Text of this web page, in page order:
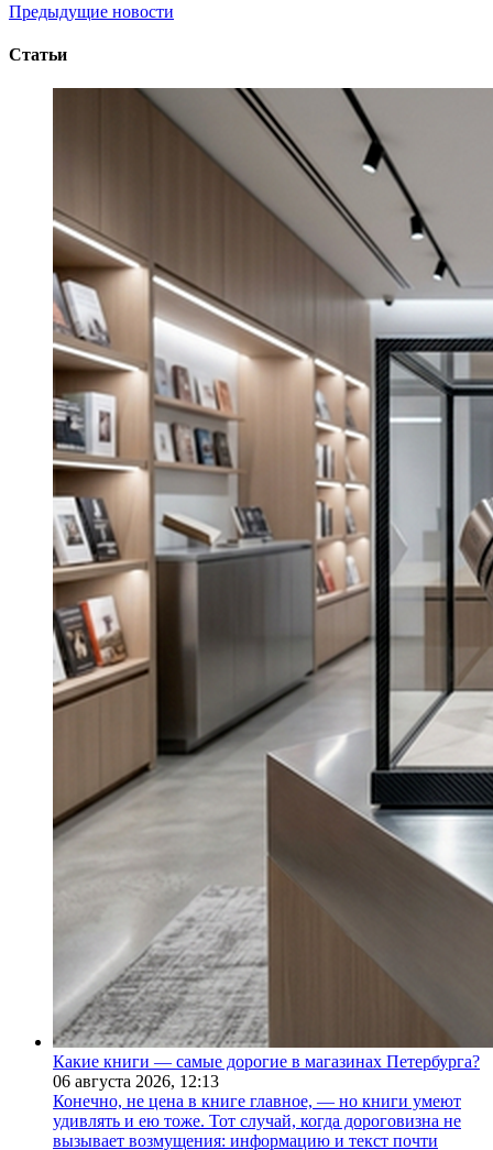
Предыдущие новости
Статьи
Какие книги — самые дорогие в магазинах Петербурга?
06 августа 2026, 12:13
Конечно, не цена в книге главное, — но книги умеют
удивлять и ею тоже. Тот случай, когда дороговизна не
вызывает возмущения: информацию и текст почти